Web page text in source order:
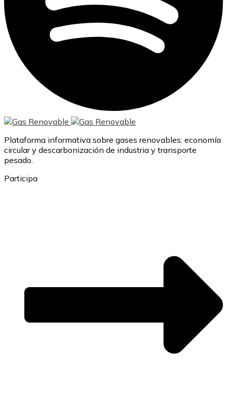
Plataforma informativa sobre gases renovables: economía
circular y descarbonización de industria y transporte
pesado.
Participa